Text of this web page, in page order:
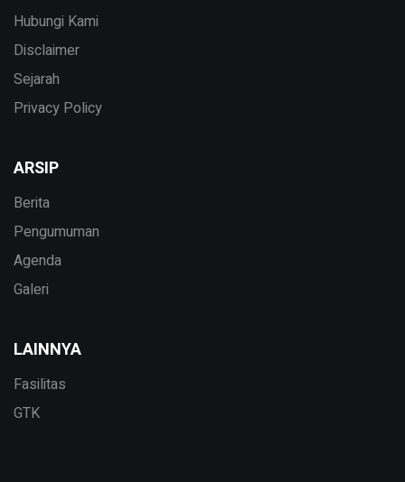
Hubungi Kami
Disclaimer
Sejarah
Privacy Policy
ARSIP
Berita
Pengumuman
Agenda
Galeri
LAINNYA
Fasilitas
GTK